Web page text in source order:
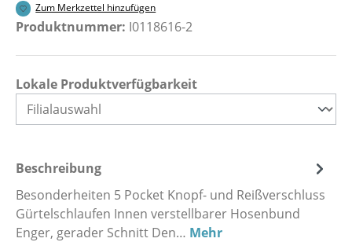
Zum Merkzettel hinzufügen
Produktnummer: I0118616-2
Lokale Produktverfügbarkeit
Beschreibung
Besonderheiten 5 Pocket Knopf- und Reißverschluss
Gürtelschlaufen Innen verstellbarer Hosenbund
Enger, gerader Schnitt Den… Mehr